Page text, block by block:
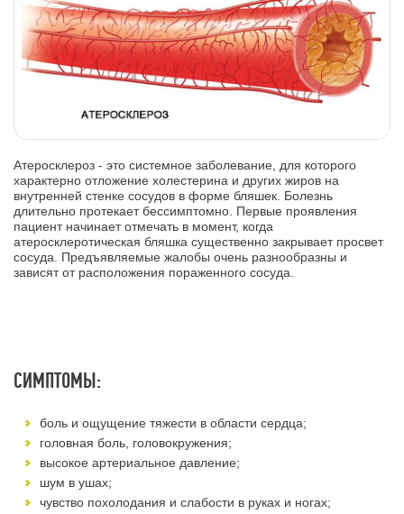
Атеросклероз - это системное заболевание, для которого
характерно отложение холестерина и других жиров на
внутренней стенке сосудов в форме бляшек. Болезнь
длительно протекает бессимптомно. Первые проявления
пациент начинает отмечать в момент, когда
атеросклеротическая бляшка существенно закрывает просвет
сосуда. Предъявляемые жалобы очень разнообразны и
зависят от расположения пораженного сосуда.
СИМПТОМЫ:
боль и ощущение тяжести в области сердца;
головная боль, головокружения;
высокое артериальное давление;
шум в ушах;
чувство похолодания и слабости в руках и ногах;